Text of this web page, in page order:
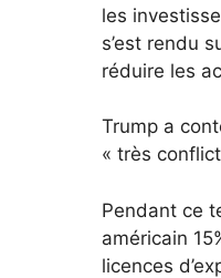
les
s’est rendu
réduire les
Trump a
« très
Pendant ce
américain
licences